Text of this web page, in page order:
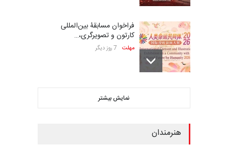
فراخوان مسابقۀ بین‌المللی
کارتون و تصویرگری،…
مهلت 7 روز دیگر
بیست و هشتمین مسابقه
بین‌المللی کارتون لهستا…
نمایش بیشتر
هنرمندان